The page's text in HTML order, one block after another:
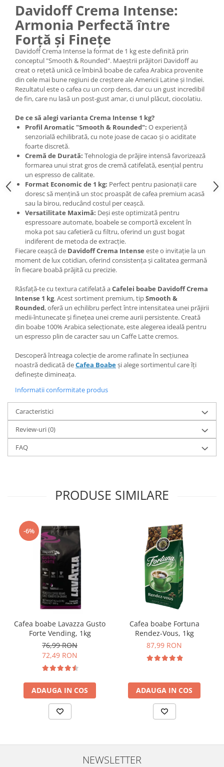
Davidoff Crema Intense:
Armonia Perfectă între
Forță și Finețe
Davidoff Crema Intense la format de 1 kg este definită prin
conceptul "Smooth & Rounded". Maeștrii prăjitori Davidoff au
creat o rețetă unică ce îmbină boabe de cafea Arabica provenite
din cele mai bune regiuni de creștere ale Americii Latine și Indiei.
Rezultatul este o cafea cu un corp dens, dar cu un gust incredibil
de fin, care nu lasă un post-gust amar, ci unul plăcut, ciocolatiu.
De ce să alegi varianta Crema Intense 1 kg?
Profil Aromatic "Smooth & Rounded": O experiență
senzorială echilibrată, cu note joase de cacao și o aciditate
foarte discretă.
Cremă de Durată: Tehnologia de prăjire intensă favorizează
formarea unui strat gros de cremă catifelată, esențial pentru
un espresso de calitate.
Format Economic de 1 kg: Perfect pentru pasionații care
doresc să mențină un stoc proaspăt de cafea premium acasă
sau la birou, reducând costul per ceașcă.
Versatilitate Maximă: Deși este optimizată pentru
espressoare automate, boabele se comportă excelent în
moka pot sau cafetieră cu filtru, oferind un gust bogat
indiferent de metoda de extracție.
Fiecare ceașcă de Davidoff Crema Intense este o invitație la un
moment de lux cotidian, oferind consistența și calitatea germană
în fiecare boabă prăjită cu precizie.
Răsfață-te cu textura catifelată aCafelei boabe Davidoff Crema
Intense 1 kg. Acest sortiment premium, tipSmooth &
Rounded, oferă un echilibru perfect între intensitatea unei prăjirii
medii-întunecate și finețea unei creme aurii persistente. Creată
din boabe 100% Arabica selecționate, este alegerea ideală pentru
un espresso plin de caracter sau un Caffe Latte cremos.
Descoperă întreaga colecție de arome rafinate în secțiunea
noastră dedicată deCafea Boabeși alege sortimentul care îți
definește dimineața.
Informatii conformitate produs
Caracteristici
Review-uri(0)
FAQ
PRODUSE SIMILARE
-6%
Cafea boabe Lavazza Gusto
Forte Vending, 1kg
76,99 RON
72,49 RON
ADAUGA IN COS
Cafea boabe Fortuna
Rendez-Vous, 1kg
87,99 RON
ADAUGA IN COS
NEWSLETTER